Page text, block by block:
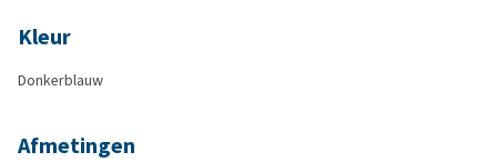
Kleur
Donkerblauw
Afmetingen